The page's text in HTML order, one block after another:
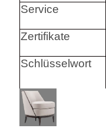
Service
Zertifikate
Schlüsselwort
Harware